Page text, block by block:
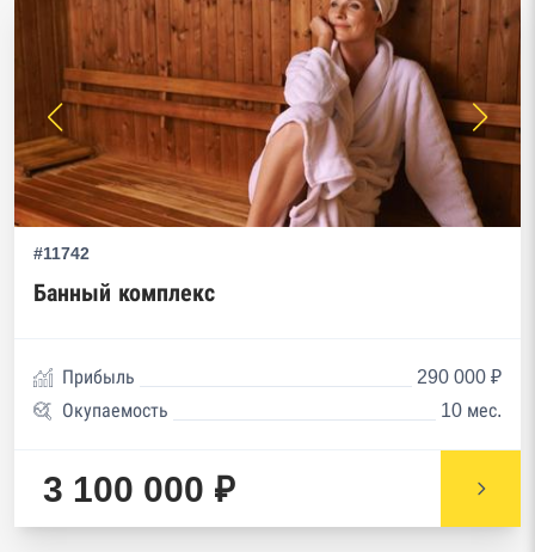
#11742
Банный комплекс
Прибыль
290 000 ₽
Окупаемость
10 мес.
3 100 000 ₽